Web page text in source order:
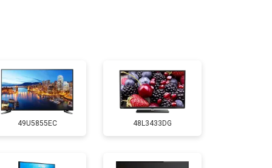
2600 ₽ Заказать
3500 ₽ Заказать
49U5855EC 48L3433DG